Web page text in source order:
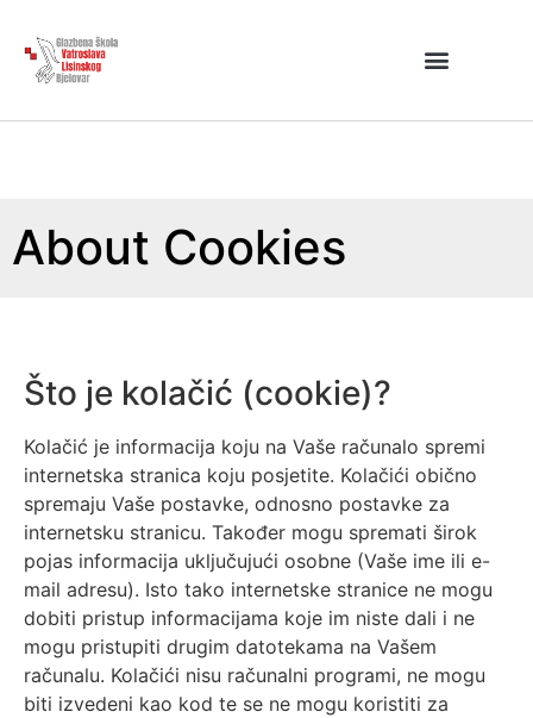
About Cookies
Što je kolačić (cookie)?
Kolačić je informacija koju na Vaše računalo spremi
internetska stranica koju posjetite. Kolačići obično
spremaju Vaše postavke, odnosno postavke za
internetsku stranicu. Također mogu spremati širok
pojas informacija uključujući osobne (Vaše ime ili e-
mail adresu). Isto tako internetske stranice ne mogu
dobiti pristup informacijama koje im niste dali i ne
mogu pristupiti drugim datotekama na Vašem
računalu. Kolačići nisu računalni programi, ne mogu
biti izvedeni kao kod te se ne mogu koristiti za